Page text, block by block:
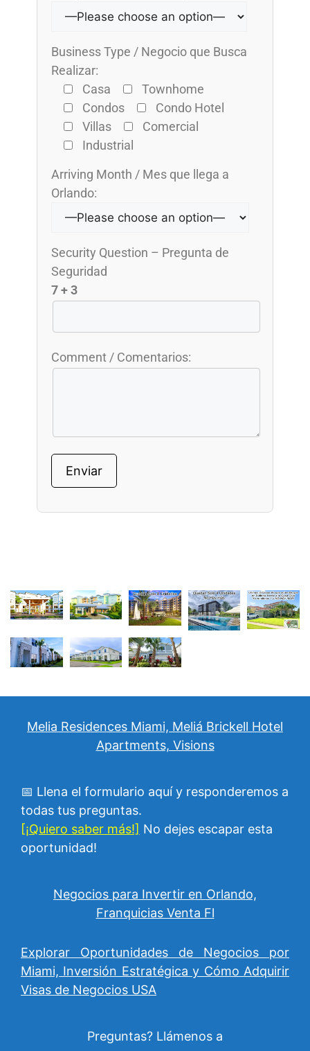
Business Type / Negocio que Busca
Realizar:
Casa
Townhome
Condos
Condo Hotel
Villas
Comercial
Industrial
Arriving Month / Mes que llega a
Orlando:
Security Question – Pregunta de
Seguridad
7 + 3
Comment / Comentarios:
Melia Residences Miami, Meliá Brickell Hotel
Apartments, Visions
📅 Llena el formulario aquí y responderemos a
todas tus preguntas.
[¡Quiero saber más!] No dejes escapar esta
oportunidad!
Negocios para Invertir en Orlando,
Franquicias Venta Fl
Explorar Oportunidades de Negocios por
Miami, Inversión Estratégica y Cómo Adquirir
Visas de Negocios USA
Preguntas? Llámenos a